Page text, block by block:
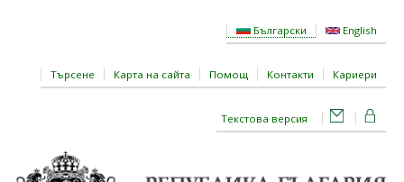
Български English
Търсене Карта на сайта Помощ Контакти Кариери
Текстова версия